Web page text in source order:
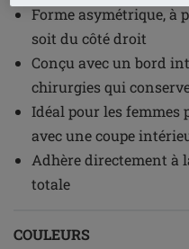
Forme asymétrique, à
soit du côté droit
Conçu avec un bord
chirurgies qui
Idéal pour les femmes
avec une coupe
Adhère directement à
totale
COULEURS